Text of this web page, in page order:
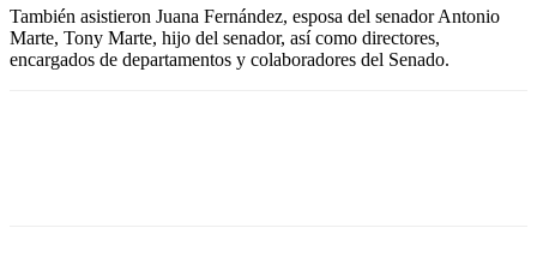
También asistieron Juana Fernández, esposa del senador Antonio
Marte, Tony Marte, hijo del senador, así como directores,
encargados de departamentos y colaboradores del Senado.